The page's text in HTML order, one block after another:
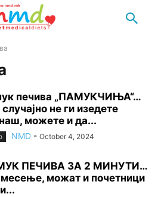
печива „ПАМУКЧИЊА“…
не ги изедете
можете и да...
NMD - October 4, 2024
ПЕЧИВА ЗА 2 МИНУТИ…
месење, можат и почетници